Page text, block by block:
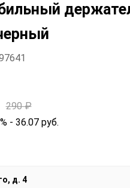
290 ₽
- 36.07 руб.
д. 4